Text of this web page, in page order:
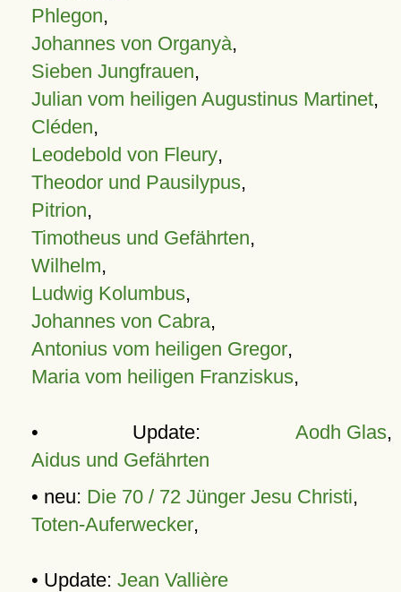
Phlegon,
Johannes von Organyà,
Sieben Jungfrauen,
Julian vom heiligen Augustinus Martinet,
Cléden,
Leodebold von Fleury,
Theodor und Pausilypus,
Pitrion,
Timotheus und Gefährten,
Wilhelm,
Ludwig Kolumbus,
Johannes von Cabra,
Antonius vom heiligen Gregor,
Maria vom heiligen Franziskus,
• Update: Aodh Glas,
Aidus und Gefährten
• neu: Die 70 / 72 Jünger Jesu Christi,
Toten-Auferwecker,
• Update: Jean Vallière